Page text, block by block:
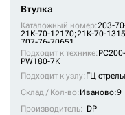
Втулка
Каталожный номер:203-
21K-70-12170;21K-70-
707-76-70651
Подходит к технике:
PW180-7K
Подходит к узлу:ГЦ
Склад / Кол-во:Иваново:9
Производитель: DP
14510103
14510104
14512446
14512447